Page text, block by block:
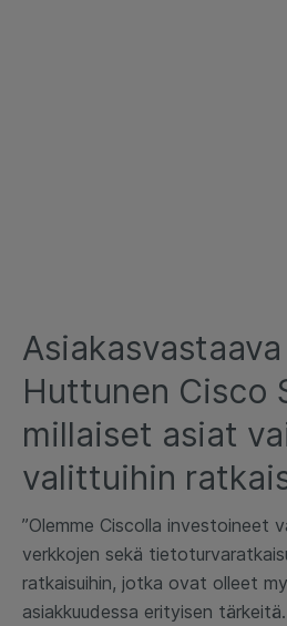
Huttunen Cisco
millaiset asiat
valittuihin
”Olemme Ciscolla investoineet
verkkojen sekä
ratkaisuihin, jotka ovat olleet
asiakkuudessa erityisen